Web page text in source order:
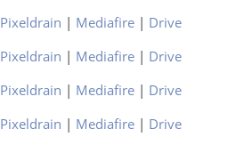
Pixeldrain | Mediafire | Drive
Pixeldrain | Mediafire | Drive
Pixeldrain | Mediafire | Drive
Pixeldrain | Mediafire | Drive